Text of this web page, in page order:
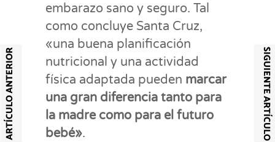
embarazo sano y seguro. Tal
como concluye Santa Cruz,
«una buena planificación
nutricional y una actividad
física adaptada pueden marcar
una gran diferencia tanto para
la madre como para el futuro
bebé».
ARTÍCULO ANTERIOR SIGUIENTE ARTÍCULO